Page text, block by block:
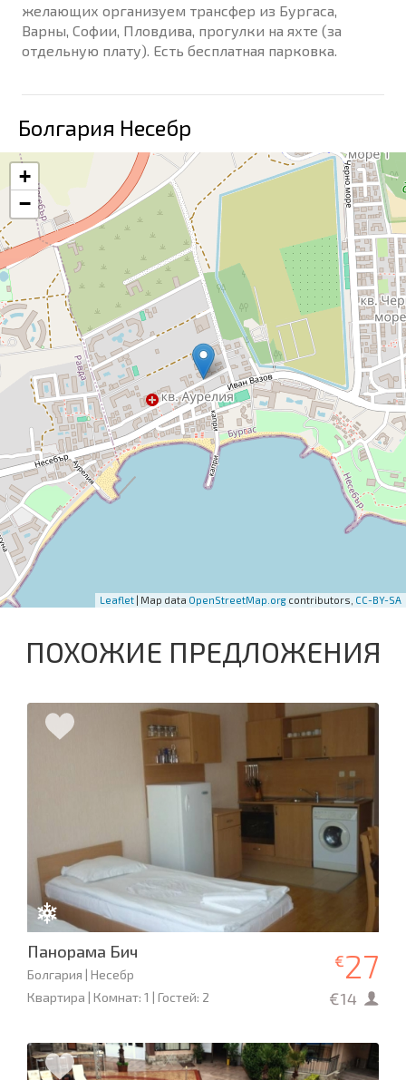
желающих организуем трансфер из Бургаса,
Варны, Софии, Пловдива, прогулки на яхте (за
отдельную плату). Есть бесплатная парковка.
Болгария Несебр
+
−
Leaflet | Map data OpenStreetMap.org contributors, CC-BY-SA
ПОХОЖИЕ ПРЕДЛОЖЕНИЯ
Панорама Бич
Болгария | Несебр
Квартира | Комнат: 1 | Гостей: 2
€27
€14